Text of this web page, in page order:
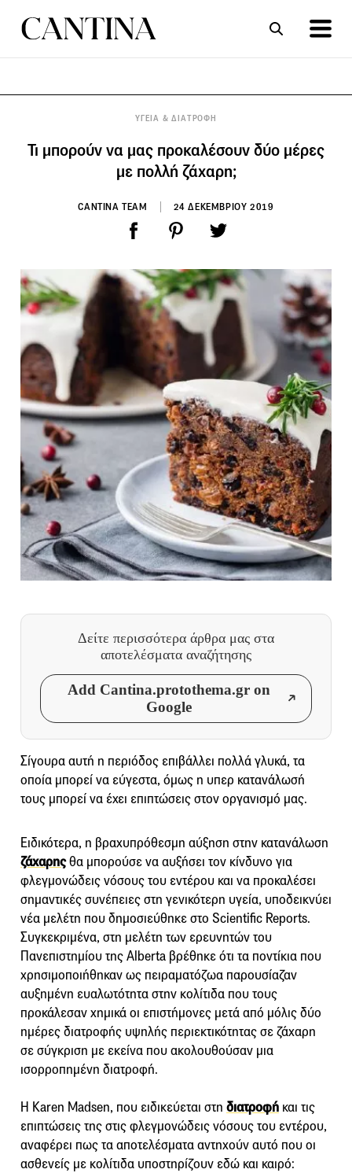
ΥΓΕΙΑ & ΔΙΑΤΡΟΦΗ
Τι μπορούν να μας προκαλέσουν δύο μέρες
με πολλή ζάχαρη;
CANTINA TEAM 24 ΔΕΚΕΜΒΡΙΟΥ 2019
Δείτε περισσότερα άρθρα μας στα
αποτελέσματα αναζήτησης
Add Cantina.protothema.gr on
Google
Σίγουρα αυτή η περιόδος επιβάλλει πολλά γλυκά, τα
οποία μπορεί να εύγεστα, όμως η υπερ κατανάλωσή
τους μπορεί να έχει επιπτώσεις στον οργανισμό μας.
Ειδικότερα, η βραχυπρόθεσμη αύξηση στην κατανάλωση
ζάχαρηςθα μπορούσε να αυξήσει τον κίνδυνο για
φλεγμονώδεις νόσους του εντέρου και να προκαλέσει
σημαντικές συνέπειες στη γενικότερη υγεία, υποδεικνύει
νέα μελέτη που δημοσιεύθηκε στο Scientific Reports.
Συγκεκριμένα, στη μελέτη των ερευνητών του
Πανεπιστημίου της Alberta βρέθηκε ότι τα ποντίκια που
χρησιμοποιήθηκαν ως πειραματόζωα παρουσίαζαν
αυξημένη ευαλωτότητα στην κολίτιδα που τους
προκάλεσαν χημικά οι επιστήμονες μετά από μόλις δύο
ημέρες διατροφής υψηλής περιεκτικότητας σε ζάχαρη
σε σύγκριση με εκείνα που ακολουθούσαν μια
ισορροπημένη διατροφή.
Η Karen Madsen, που ειδικεύεται στη διατροφή και τις
επιπτώσεις της στις φλεγμονώδεις νόσους του εντέρου,
αναφέρει πως τα αποτελέσματα αντηχούν αυτό που οι
ασθενείς με κολίτιδα υποστηρίζουν εδώ και καιρό: